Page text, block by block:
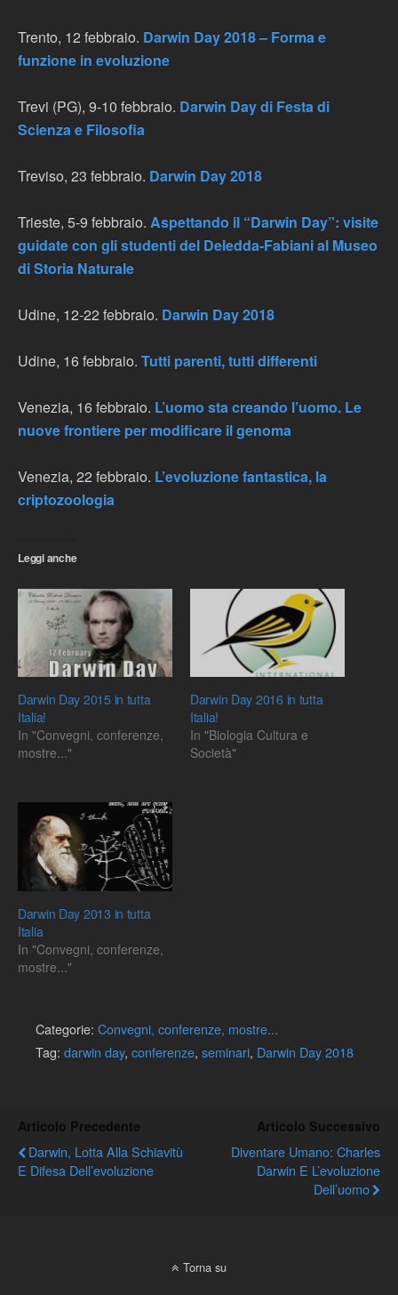
Trento, 12 febbraio. Darwin Day 2018 – Forma e
funzione in evoluzione
Trevi (PG), 9-10 febbraio. Darwin Day di Festa di
Scienza e Filosofia
Treviso, 23 febbraio. Darwin Day 2018
Trieste, 5-9 febbraio. Aspettando il “Darwin Day”: visite
guidate con gli studenti del Deledda-Fabiani al Museo
di Storia Naturale
Udine, 12-22 febbraio. Darwin Day 2018
Udine, 16 febbraio. Tutti parenti, tutti differenti
Venezia, 16 febbraio. L’uomo sta creando l’uomo. Le
nuove frontiere per modificare il genoma
Venezia, 22 febbraio. L’evoluzione fantastica, la
criptozoologia
Leggi anche
Darwin Day 2015 in tutta
Italia!
In "Convegni, conferenze,
mostre..."
Darwin Day 2016 in tutta
Italia!
In "Biologia Cultura e
Società"
Darwin Day 2013 in tutta
Italia
In "Convegni, conferenze,
mostre..."
Categorie: Convegni, conferenze, mostre...
Tag: darwin day, conferenze, seminari, Darwin Day 2018
Articolo Precedente
Darwin, Lotta Alla Schiavitù
E Difesa Dell’evoluzione
Articolo Successivo
Diventare Umano: Charles
Darwin E L’evoluzione
Dell’uomo
Torna su